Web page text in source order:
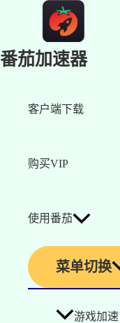
番茄加速器
客户端下载
购买VIP
使用番茄
菜单切换
游戏加速